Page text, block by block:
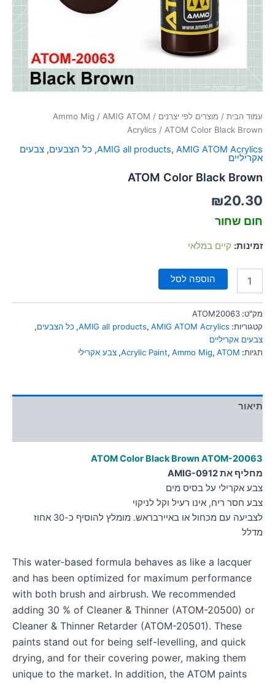
סמן קישורים
האפשרויות
עמוד הבית / מוצרים לפי יצרנים /
Ammo Mig / AMIG ATOM
Acrylics / ATOM Color Black Brown
AMIG all products, AMIG ATOM Acrylics
, כל הצבעים, צבעים
אקריליים
ATOM Color Black Brown
₪20.30
חום שחור
זמינות: קיים במלאי
הוספה לסל
מק"ט: ATOM20063
קטגוריות:
AMIG all products, AMIG ATOM Acrylics
, כל הצבעים,
צבעים אקריליים
תגיות:
Acrylic Paint, Ammo Mig, ATOM
, צבע אקרילי
תיאור
ATOM Color Black BrownATOM-20063
מחליף את AMIG-0912
צבע אקרילי על בסיס מים
צבע חסר ריח, אינו רעיל וקל לניקוי
לצביעה עם מכחול או באיירבראש. מומלץ להוסיף כ-30 אחוז
מדלל
This water-based formula behaves as like a lacquer
and has been optimized for maximum performance
with both brush and airbrush. We recommended
adding 30 % of Cleaner & Thinner (ATOM-20500) or
Cleaner & Thinner Retarder (ATOM-20501). These
paints stand out for being self-levelling, and quick
drying, and for their covering power, making them
unique to the market. In addition, the ATOM paints